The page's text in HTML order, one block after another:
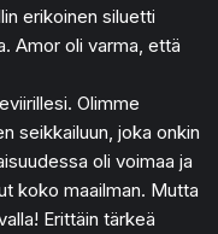
erikoinen siluetti
Amor oli varma, että
Olimme
seikkailuun, joka onkin
oli voimaa ja
koko maailman. Mutta
Erittäin tärkeä